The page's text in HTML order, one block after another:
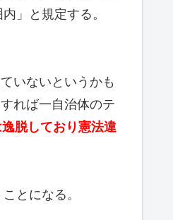
」と規定する。
いないというかも
れば一自治体のテ
脱しており憲法違
とになる。